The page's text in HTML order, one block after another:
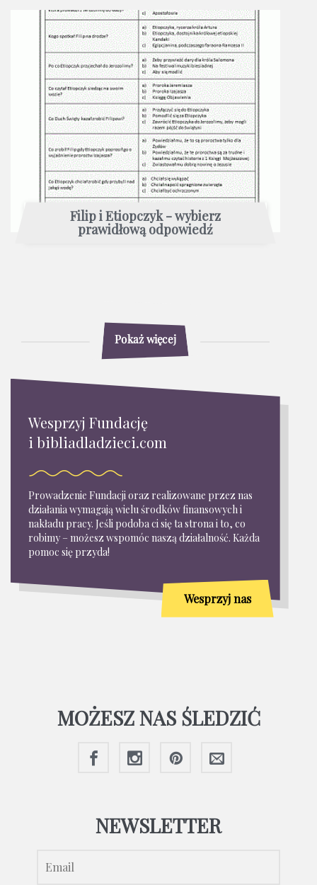
Filip i Etiopczyk - wybierz
prawidłową odpowiedź
Pokaż więcej
Wesprzyj Fundację
i bibliadladzieci.com
Prowadzenie Fundacji oraz realizowane przez nas
działania wymagają wielu środków finansowych i
nakładu pracy. Jeśli podoba ci się ta strona i to, co
robimy – możesz wspomóc naszą działalność. Każda
pomoc się przyda!
Wesprzyj nas
MOŻESZ NAS ŚLEDZIĆ
NEWSLETTER